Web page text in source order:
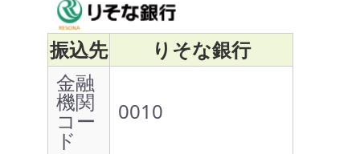
振込先
りそな銀行
金融
機関
コー
ド
0010